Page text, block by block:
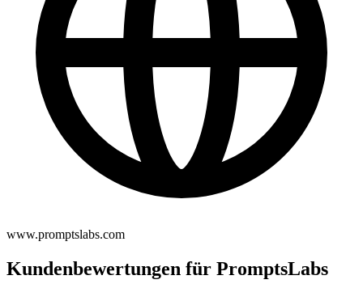
www.promptslabs.com
Kundenbewertungen für PromptsLabs